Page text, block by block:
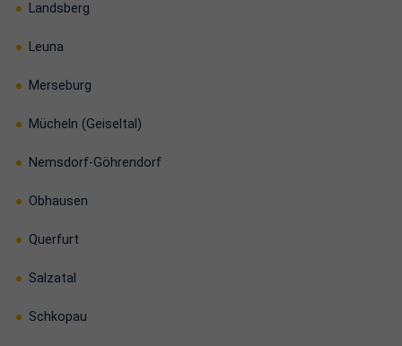
Landsberg
Leuna
Merseburg
Mücheln (Geiseltal)
Nemsdorf-Göhrendorf
Obhausen
Querfurt
Salzatal
Schkopau